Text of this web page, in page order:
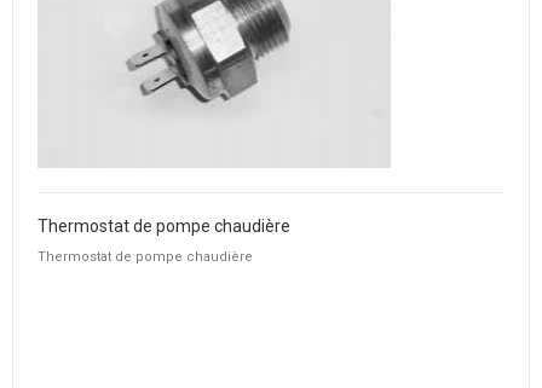
Thermostat de pompe chaudière
Thermostat de pompe chaudière